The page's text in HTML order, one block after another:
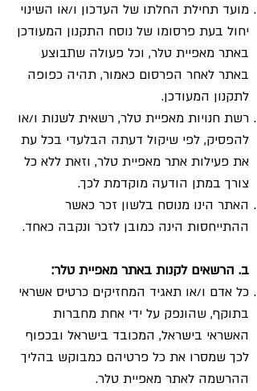
מועד תחילת החלתו של העדכון ו/או השינוי
יחול בעת פרסומו של נוסח התקנון המעודכן
באתר מאפיית טלר, וכל פעולה שתבוצע
באתר לאחר הפרסום כאמור, תהיה כפופה
לתקנון המעודכן.
רשת חנויות מאפיית טלר, רשאית לשנות ו/או
להפסיק, לפי שיקול דעתה הבלעדי בכל עת
את פעילות אתר מאפיית טלר, וזאת ללא כל
צורך במתן הודעה מוקדמת לכך.
האתר הינו מנוסח בלשון זכר כאשר
ההתייחסות הינה כמובן לזכר ונקבה כאחד.
ב. הרשאים לקנות באתר מאפיית טלר:
כל אדם ו/או תאגיד המחזיקים כרטיס אשראי
בתוקף, שהונפק על ידי אחת מחברות
האשראי בישראל, המכובד בישראל ובכפוף
לכך שמסרו את כל פרטיהם כמבוקש בהליך
ההרשמה לאתר מאפיית טלר.